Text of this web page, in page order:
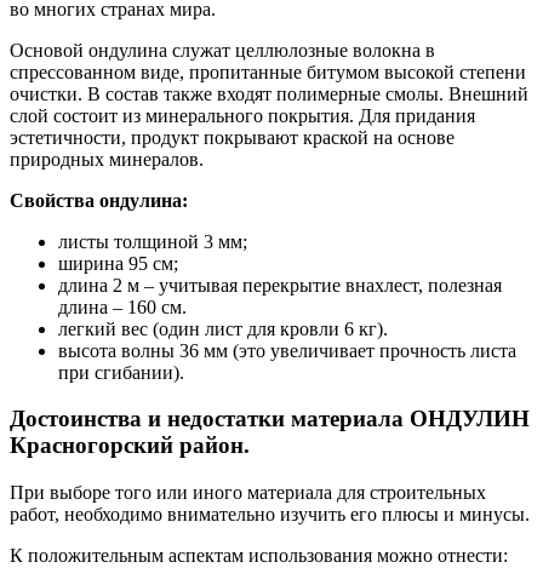
во многих странах мира.
Основой ондулина служат целлюлозные волокна в
спрессованном виде, пропитанные битумом высокой степени
очистки. В состав также входят полимерные смолы. Внешний
слой состоит из минерального покрытия. Для придания
эстетичности, продукт покрывают краской на основе
природных минералов.
Свойства ондулина:
листы толщиной 3 мм;
ширина 95 см;
длина 2 м – учитывая перекрытие внахлест, полезная
длина – 160 см.
легкий вес (один лист для кровли 6 кг).
высота волны 36 мм (это увеличивает прочность листа
при сгибании).
Достоинства и недостатки материала ОНДУЛИН
Красногорский район.
При выборе того или иного материала для строительных
работ, необходимо внимательно изучить его плюсы и минусы.
К положительным аспектам использования можно отнести: